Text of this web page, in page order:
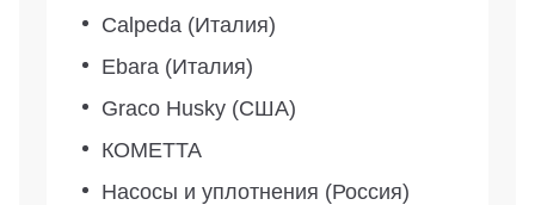
Calpeda (Италия)
Ebara (Италия)
Graco Husky (США)
КОМЕТТА
Насосы и уплотнения (Россия)